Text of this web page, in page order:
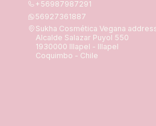
+56987987291
56927361887
Sukha Cosmética Vegana
Alcalde Salazar Puyol 550
1930000 Illapel - Illapel
Coquimbo - Chile